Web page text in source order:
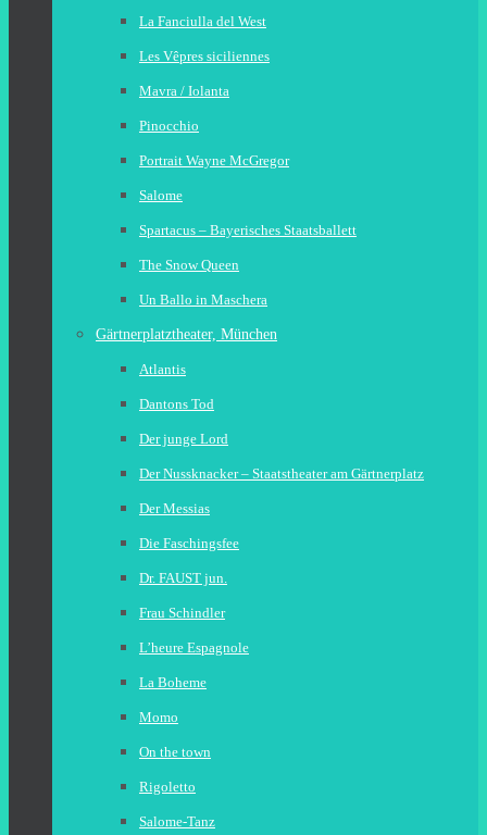
La Fanciulla del West
Les Vêpres siciliennes
Mavra / Iolanta
Pinocchio
Portrait Wayne McGregor
Salome
Spartacus – Bayerisches Staatsballett
The Snow Queen
Un Ballo in Maschera
Gärtnerplatztheater, München
Atlantis
Dantons Tod
Der junge Lord
Der Nussknacker – Staatstheater am Gärtnerplatz
Der Messias
Die Faschingsfee
Dr. FAUST jun.
Frau Schindler
L’heure Espagnole
La Boheme
Momo
On the town
Rigoletto
Salome-Tanz